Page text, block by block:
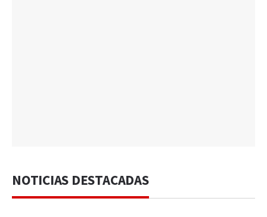
NOTICIAS DESTACADAS